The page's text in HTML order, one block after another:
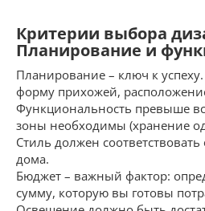
Критерии выбора
Планирование и
Планирование – ключ к
форму прихожей,
Функциональность превыше
зоны необходимы (хранение
Стиль должен
дома.
Бюджет – важный фактор:
сумму, которую вы готовы